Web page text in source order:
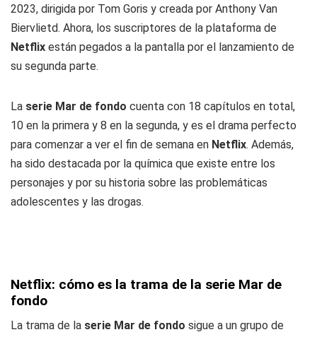
2023, dirigida por Tom Goris y creada por Anthony Van
Biervlietd. Ahora, los suscriptores de la plataforma de
Netflix están pegados a la pantalla por el lanzamiento de
su segunda parte.
La serie Mar de fondo cuenta con 18 capítulos en total,
10 en la primera y 8 en la segunda, y es el drama perfecto
para comenzar a ver el fin de semana en Netflix. Además,
ha sido destacada por la química que existe entre los
personajes y por su historia sobre las problemáticas
adolescentes y las drogas.
Netflix: cómo es la trama de la serie Mar de
fondo
La trama de la serie Mar de fondo sigue a un grupo de